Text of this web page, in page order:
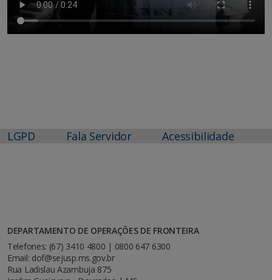
LGPD Fala Servidor Acessibilidade
DEPARTAMENTO DE OPERAÇÕES DE FRONTEIRA
Telefones: (67) 3410 4800 | 0800 647 6300
Email: dof@sejusp.ms.gov.br
Rua Ladislau Azambuja 875